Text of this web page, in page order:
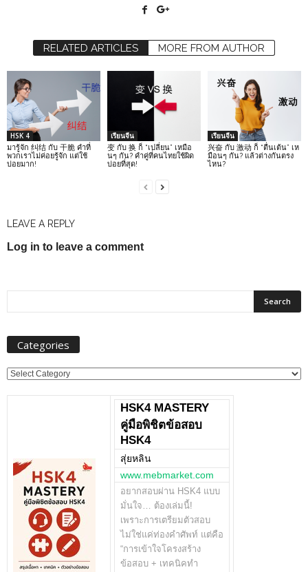
RELATED ARTICLES MORE FROM AUTHOR
HSK 4
มารู้จัก 纠结 กับ 干脆 คำที่
พวกเราไม่ค่อยรู้จัก แต่ใช้
บ่อยมาก!
เรียนจีน
变 กับ 换 ก็ “เปลี่ยน” เหมือ
นๆ กัน? คำคู่ที่คนไทยใช้ผิด
บ่อยที่สุด!
เรียนจีน
兴奋 กับ 激动 ก็ “ตื่นเต้น” เห
มือนๆ กัน? แล้วต่างกันตรง
ไหน?
LEAVE A REPLY
Log in to leave a comment
Categories
Categories
HSK4 MASTERY
คู่มือพิชิตข้อสอบ
HSK4
สุ่ยหลิน
www.mebmarket.com
อยากสอบผ่าน HSK4 แบบ
มั่นใจ… ต้องเล่มนี้!
เพราะการเตรียมตัวสอบ
ไม่ใช่แค่ท่องคำศัพท์ แต่คือ
“การเข้าใจโครงสร้าง
ข้อสอบ + เทคนิคทำ